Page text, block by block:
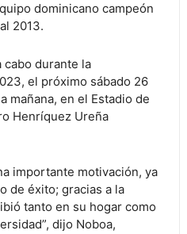
dominicano campeón
2013.
cabo durante la
el próximo sábado 26
mañana, en el Estadio de
Henríquez Ureña
importante motivación, ya
de éxito; gracias a la
tanto en su hogar como
dijo Noboa,